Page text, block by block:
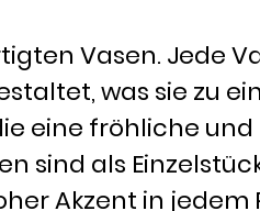
Vasen. Jede
was sie zu
eine fröhliche
sind als
Akzent in jedem